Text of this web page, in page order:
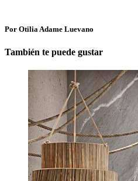
Por Otilia Adame Luevano
También te puede gustar